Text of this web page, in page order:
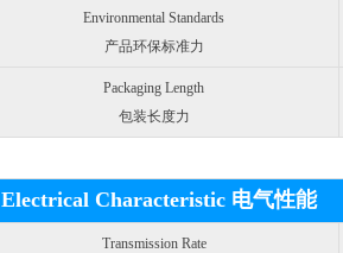
Environmental Standards
产品环保标准力
Packaging Length
包装长度力
Electrical Characteristic 电气性能
Transmission Rate